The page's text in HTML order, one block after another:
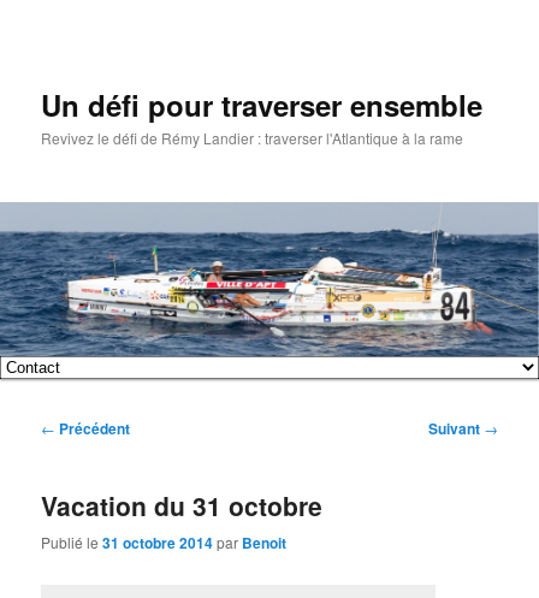
Un défi pour traverser ensemble
Revivez le défi de Rémy Landier : traverser l'Atlantique à la rame
Menu
Aller
au
principal
Aller
au
secondaire
Navigation
← Précédent Suivant →
Vacation du 31 octobre
Publié le31 octobre 2014par Benoit